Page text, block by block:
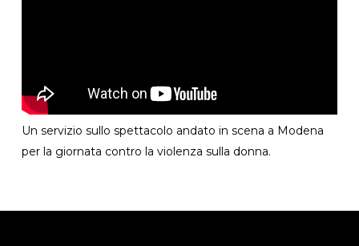
Un servizio sullo spettacolo andato in scena a Modena
per la giornata contro la violenza sulla donna.